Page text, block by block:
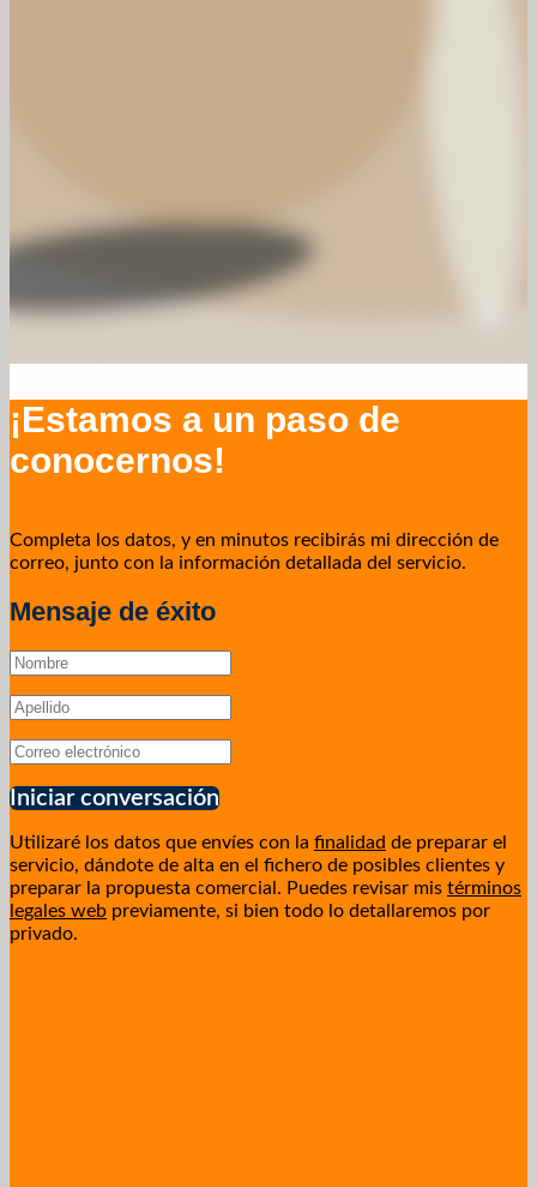
¡Estamos a un paso de
conocernos!
Completa los datos, y en minutos recibirás mi dirección de
correo, junto con la información detallada del servicio.
Mensaje de éxito
Iniciar conversación
Utilizaré los datos que envíes con la finalidad de preparar el
servicio, dándote de alta en el fichero de posibles clientes y
preparar la propuesta comercial. Puedes revisar mis términos
legales web previamente, si bien todo lo detallaremos por
privado.